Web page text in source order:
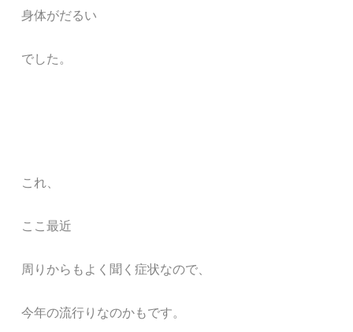
身体がだるい
でした。
これ、
ここ最近
周りからもよく聞く症状なので、
今年の流行りなのかもです。